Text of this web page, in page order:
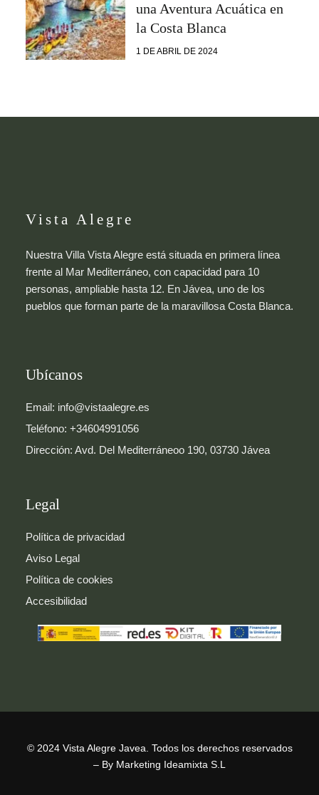
una Aventura Acuática en
la Costa Blanca
1 DE ABRIL DE 2024
Vista Alegre
Nuestra Villa Vista Alegre está situada en primera línea
frente al Mar Mediterráneo, con capacidad para 10
personas, ampliable hasta 12. En Jávea, uno de los
pueblos que forman parte de la maravillosa Costa Blanca.
Ubícanos
Email: info@vistaalegre.es
Teléfono: +34604991056
Dirección: Avd. Del Mediterráneoo 190, 03730 Jávea
Legal
Política de privacidad
Aviso Legal
Política de cookies
Accesibilidad
© 2024 Vista Alegre Javea. Todos los derechos reservados
– By Marketing Ideamixta S.L